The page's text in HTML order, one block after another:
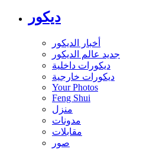
ديكور
أخبار الديكور
جديد عالم الديكور
ديكورات داخلية
ديكورات خارجية
Your Photos
Feng Shui
منزل
مدونات
مقابلات
صور